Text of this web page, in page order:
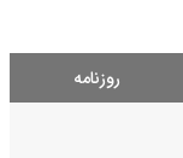
روزنامه